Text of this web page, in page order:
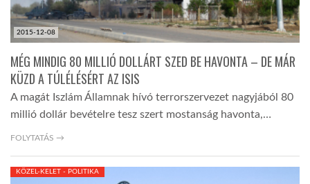
2015-12-08
MÉG MINDIG 80 MILLIÓ DOLLÁRT SZED BE HAVONTA – DE MÁR
KÜZD A TÚLÉLÉSÉRT AZ ISIS
A magát Iszlám Államnak hívó terrorszervezet nagyjából 80
millió dollár bevételre tesz szert mostanság havonta,…
FOLYTATÁS →
KÖZEL-KELET - POLITIKA